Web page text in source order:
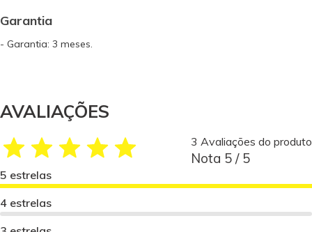
Garantia
- Garantia: 3 meses.
AVALIAÇÕES
3 Avaliações do produto
Nota 5 / 5
5 estrelas
4 estrelas